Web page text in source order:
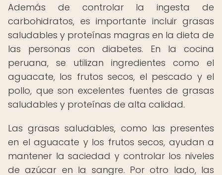
Además de controlar la ingesta de
carbohidratos, es importante incluir grasas
saludables y proteínas magras en la dieta de
las personas con diabetes. En la cocina
peruana, se utilizan ingredientes como el
aguacate, los frutos secos, el pescado y el
pollo, que son excelentes fuentes de grasas
saludables y proteínas de alta calidad.
Las grasas saludables, como las presentes
en el aguacate y los frutos secos, ayudan a
mantener la saciedad y controlar los niveles
de azúcar en la sangre. Por otro lado, las